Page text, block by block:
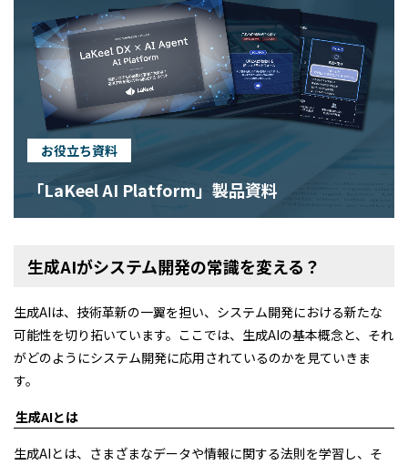
お役立ち資料
「LaKeel AI Platform」製品資料
生成AIがシステム開発の常識を変える？
生成AIは、技術革新の一翼を担い、システム開発における新たな
可能性を切り拓いています。ここでは、生成AIの基本概念と、それ
がどのようにシステム開発に応用されているのかを見ていきま
す。
生成AIとは
生成AIとは、さまざまなデータや情報に関する法則を学習し、そ